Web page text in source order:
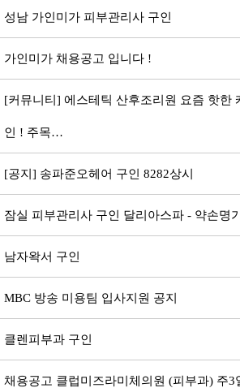
성남 가인미가 피부관리사 구인
가인미가 채용공고 입니다 !
[커뮤니티] 에스테틱 산후조리원 요즘 핫한
인 ! 주목…
[공지] 송파준오헤어 구인 8282상시
잠실 피부관리사 구인 달리아스파 - 약손명
남자왁서 구인
MBC 방송 미용팀 입사지원 공지
클렌피부과 구인
채용공고 클럽미즈라미체의원 (피부과) 주3